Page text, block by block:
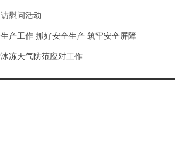
慰问活动
产工作 抓好安全生产 筑牢安全屏障
冻天气防范应对工作